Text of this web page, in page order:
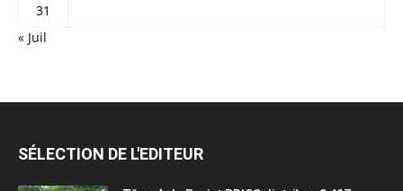
31
« Juil
SÉLECTION DE L'EDITEUR